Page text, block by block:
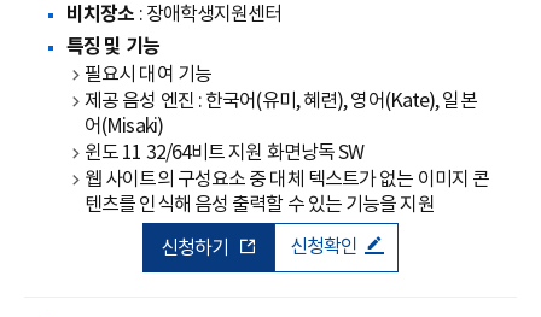
비치장소 : 장애학생지원센터
특징 및 기능
필요시 대여 기능
제공 음성 엔진 : 한국어(유미, 혜련), 영어(Kate), 일본
어(Misaki)
윈도 11 32/64비트 지원 화면낭독 SW
웹 사이트의 구성요소 중 대체 텍스트가 없는 이미지 콘
텐츠를 인식해 음성 출력할 수 있는 기능을 지원
신청하기
신청확인